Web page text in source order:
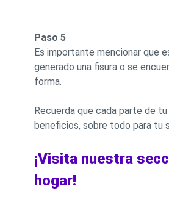
Paso 5
Es importante mencionar que
generado una fisura o se
forma.
Recuerda que cada parte de
beneficios, sobre todo para tu
¡Visita nuestra
hogar!